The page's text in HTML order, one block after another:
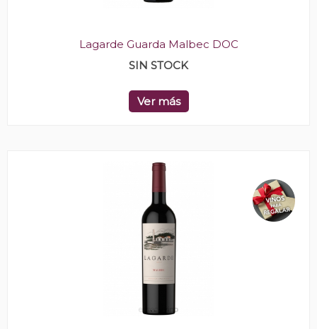
Lagarde Guarda Malbec DOC
SIN STOCK
Ver más